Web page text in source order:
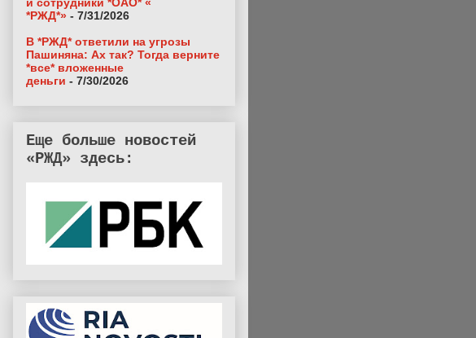
*РЖД*» - 7/31/2026
В *РЖД* ответили на угрозы
Пашиняна: Ах так? Тогда верните
*все* вложенные
деньги - 7/30/2026
Еще больше новостей
«РЖД» здесь: